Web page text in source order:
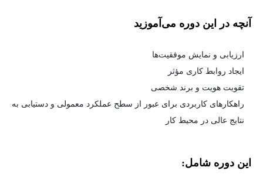
آنچه در این دوره می‌آموزید
ارزیابی و نمایش موفقیت‌ها
ایجاد روابط کاری مؤثر
تقویت هویت و برند شخصی
راهکارهای کاربردی برای عبور از سطح عملکرد معمولی و دستیابی به
نتایج عالی در محیط کار
این دوره شامل: